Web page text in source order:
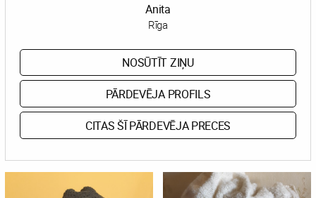
Anita
Rīga
NOSŪTĪT ZIŅU
PĀRDEVĒJA PROFILS
CITAS ŠĪ PĀRDEVĒJA PRECES